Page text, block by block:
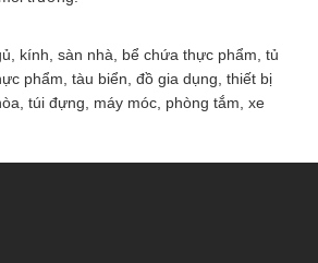
kính, sàn nhà, bể chứa thực phẩm, tủ
phẩm, tàu biển, đồ gia dụng, thiết bị
túi đựng, máy móc, phòng tắm, xe